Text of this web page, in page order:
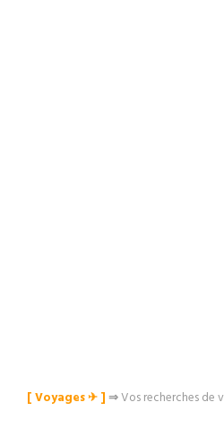
[ Voyages ✈︎ ]⇒Vos recherches de